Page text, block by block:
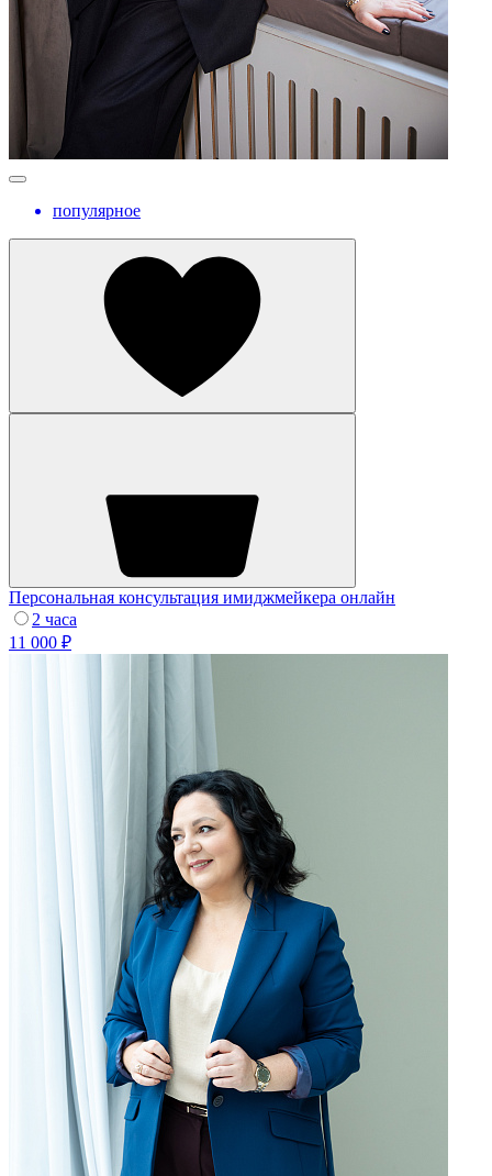
популярное
Персональная консультация имиджмейкера онлайн
2 часа
11 000 ₽